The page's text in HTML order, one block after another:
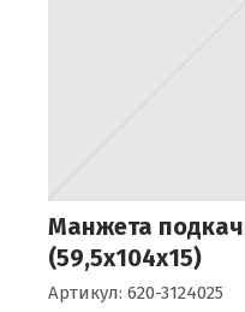
Манжета
(59,5х104х15)
Артикул: 620-3124025